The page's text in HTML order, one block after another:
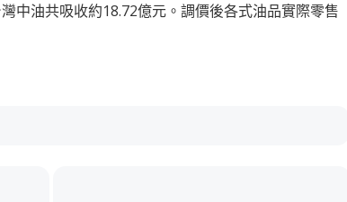
中油共吸收約18.72億元。調價後各式油品實際零售